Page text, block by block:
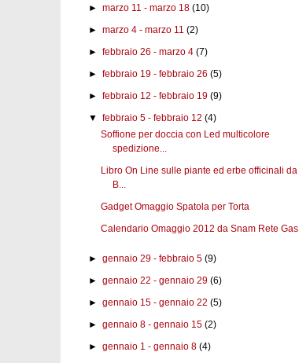
►marzo 11 - marzo 18 (10)
►marzo 4 - marzo 11 (2)
►febbraio 26 - marzo 4 (7)
►febbraio 19 - febbraio 26 (5)
►febbraio 12 - febbraio 19 (9)
▼febbraio 5 - febbraio 12 (4)
Soffione per doccia con Led multicolore
spedizione...
Libro On Line sulle piante ed erbe officinali da
B...
Gadget Omaggio Spatola per Torta
Calendario Omaggio 2012 da Snam Rete Gas
►gennaio 29 - febbraio 5 (9)
►gennaio 22 - gennaio 29 (6)
►gennaio 15 - gennaio 22 (5)
►gennaio 8 - gennaio 15 (2)
►gennaio 1 - gennaio 8 (4)